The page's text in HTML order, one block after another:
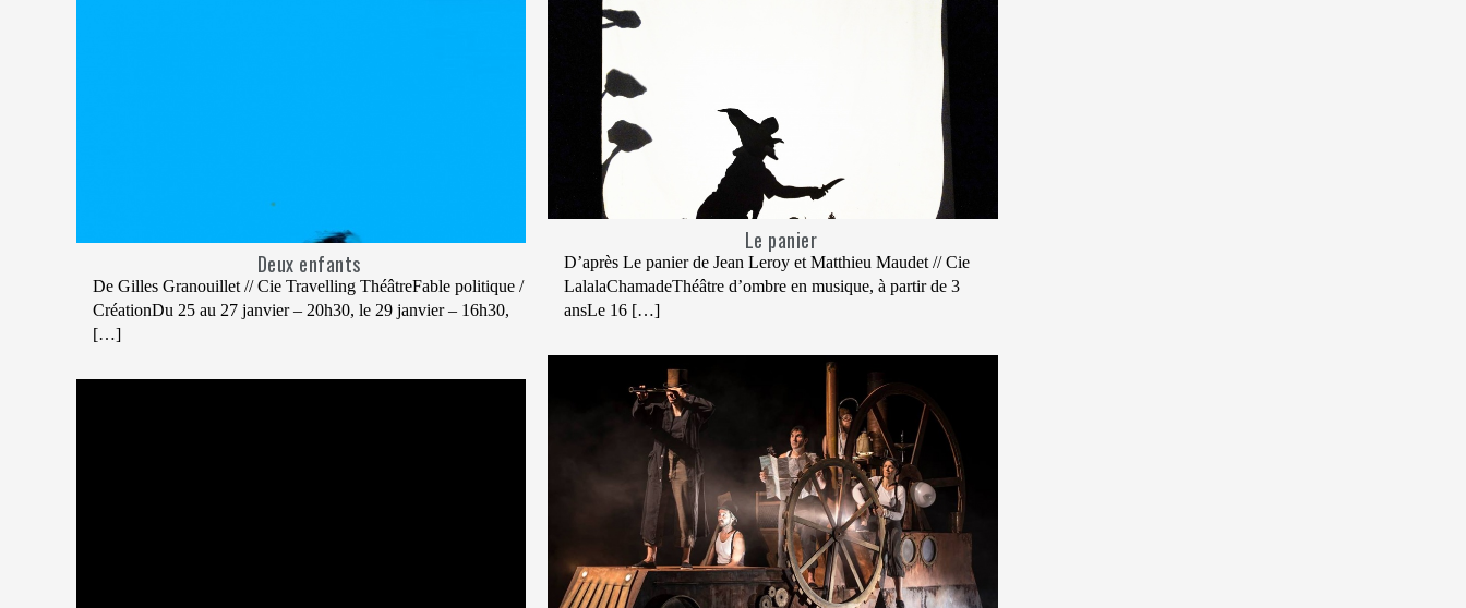
Le panier
D’après Le panier de Jean Leroy et Matthieu Maudet // Cie
LalalaChamadeThéâtre d’ombre en musique, à partir de 3
ansLe 16 […]
Deux enfants
De Gilles Granouillet // Cie Travelling ThéâtreFable politique /
CréationDu 25 au 27 janvier – 20h30, le 29 janvier – 16h30,
[…]